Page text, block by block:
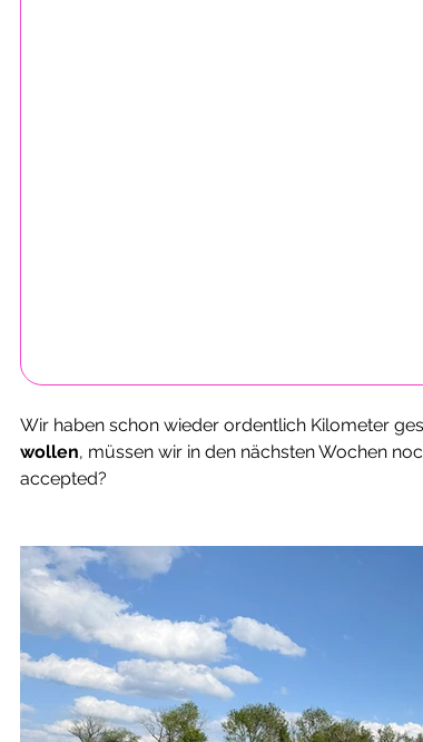
Wir haben schon wieder ordentlich Kilometer
wollen, müssen wir in den nächsten Wochen
accepted?